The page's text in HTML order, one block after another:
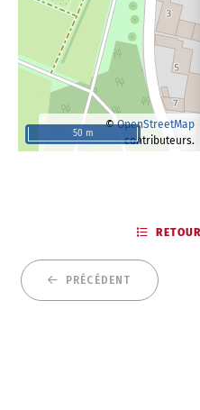
©OpenStreetMap
contributeurs.
50 m
PRÉCÉDENT